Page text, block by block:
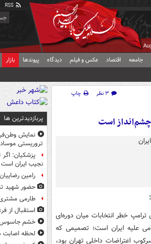
جامعه اقتصاد عکس و فیلم دیدگاه پیوندها بازار
۳ نظر
چاپ
چشم‌انداز است
خطر انتخابات میان دوره‌ای
علیه ایران است؛ تصمیمی که
اعتراضات داخلی تهران بود،
پربازدیدترین ها
نمایش
تروریستی
پزشکیان: اگر
نجیب ایران است
رامین
حضور شهید
طارمی
استقبال از
خشم جاسوس
لحظه اصابت